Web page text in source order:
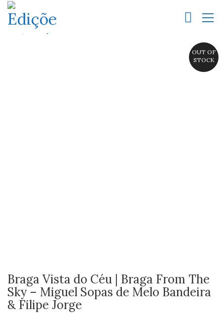
OUT OF
STOCK
Braga Vista do Céu | Braga From The
Sky – Miguel Sopas de Melo Bandeira
& Filipe Jorge